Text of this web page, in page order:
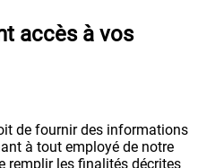
accès à vos
de fournir des informations
à tout employé de notre
remplir les finalités décrites